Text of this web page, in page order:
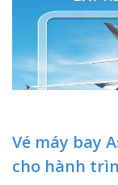
Vé máy bay
cho hành